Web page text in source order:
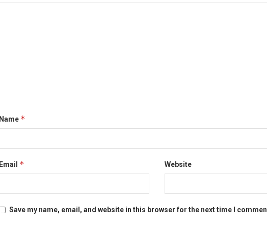
Name *
Email * Website
Save my name, email, and website in this browser for the next time I